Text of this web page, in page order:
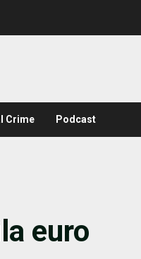
Crime Podcast
euro